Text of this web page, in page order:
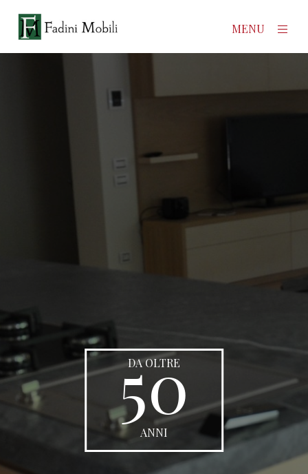
MENU
×
Home
Azienda
News
DA OLTRE
50
ANNI